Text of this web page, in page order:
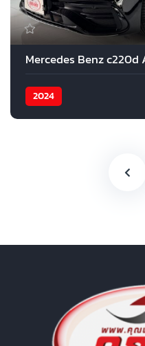
Mercedes Benz c220d
2024